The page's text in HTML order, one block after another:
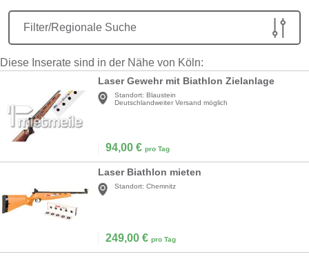
Filter/Regionale Suche
Diese Inserate sind in der Nähe von Köln:
Laser Gewehr mit Biathlon Zielanlage
Standort: Blaustein
Deutschlandweiter Versand möglich
94,00 € pro Tag
Laser Biathlon mieten
Standort: Chemnitz
249,00 € pro Tag